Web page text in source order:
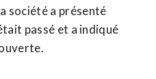
société a présenté
passé et a indiqué